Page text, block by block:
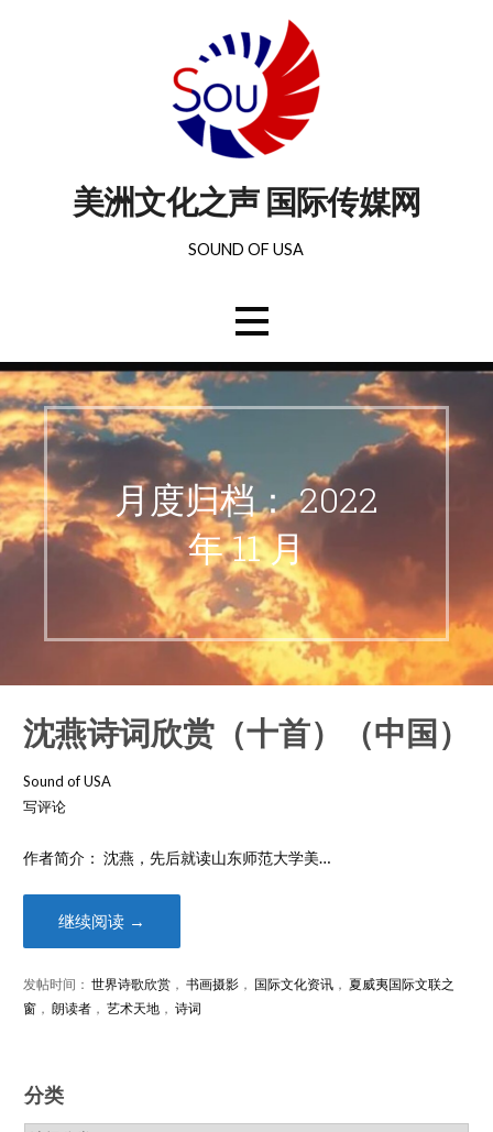
美洲文化之声 国际传媒网
SOUND OF USA
月度归档： 2022
年 11 月
沈燕诗词欣赏（十首）（中国）
Sound of USA
写评论
作者简介： 沈燕，先后就读山东师范大学美…
继续阅读 →
发帖时间： 世界诗歌欣赏， 书画摄影， 国际文化资讯， 夏威夷国际文联之
窗， 朗读者， 艺术天地， 诗词
分类